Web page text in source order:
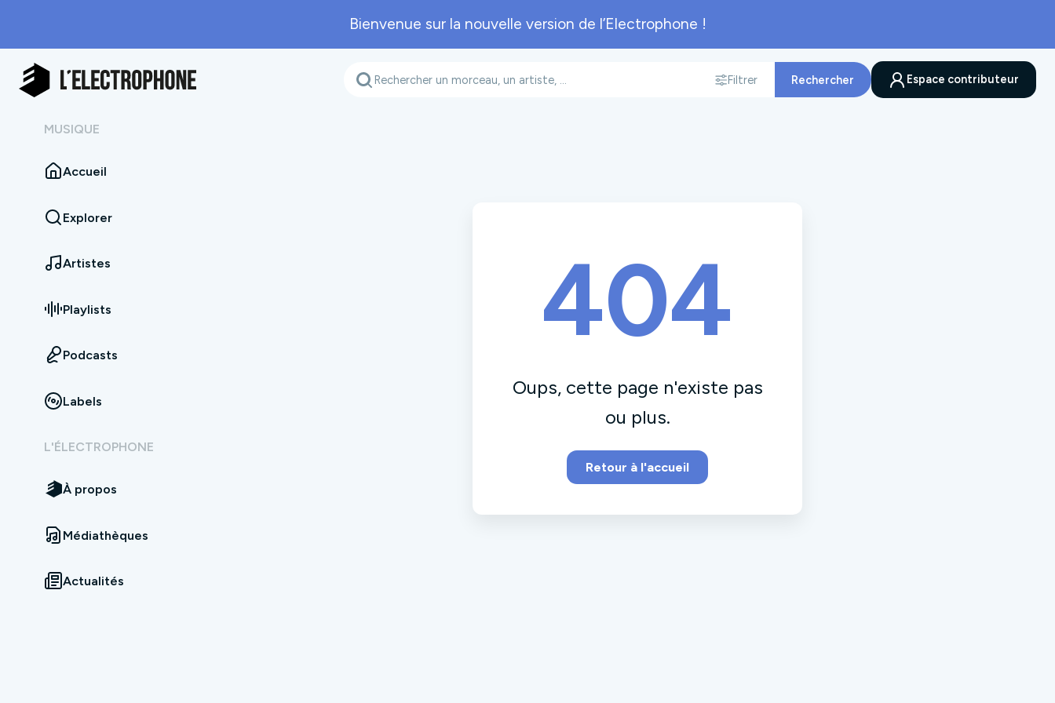
Bienvenue sur la nouvelle version de l’Electrophone !
Filtrer
Rechercher
Espace contributeur
MUSIQUE
Accueil
Explorer
Artistes
Playlists
Podcasts
Labels
L'ÉLECTROPHONE
À propos
Médiathèques
Actualités
404
Oups, cette page n'existe pas
ou plus.
Retour à l'accueil